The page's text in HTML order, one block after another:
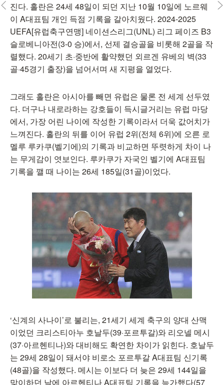
진다. 홀란은 24세 48일이 되던 지난 10월 10일에 노르웨
이 A대표팀 개인 득점 기록을 갈아치웠다. 2024-2025
UEFA[유럽축구연맹] 네이션스리그(UNL) 리그 페이즈 B3
슬로베니아전(3-0 승)에서, 선제 결승골을 비롯해 2골을 작
렬했다. 20세기 초·중반에 활약했던 외르겐 유베의 벽(33
골·45경기 출장)을 넘어서며 새 지평을 열었다.
그래도 홀란은 아시아를 빼면 유럽은 물론 전 세계 선두였
다. 더구나 내로라하는 강호들이 득시글거리는 유럽 마당
에서, 가장 어린 나이에 작성한 기록이라서 더욱 값어치가
느껴진다. 홀란의 뒤를 이어 유럽 2위(전체 6위)에 오른 로
멜루 루카쿠(벨기에)의 기록과 비교하면 뚜렷하게 차이 나
는 무게감이 엿보인다. 루카쿠가 자국인 벨기에 A대표팀
기록을 깰 때 나이는 26세 185일(31골)이었다.
‘신계의 사나이’로 불리는, 21세기 세계 축구의 양대 산맥
이었던 크리스티아누 호날두(39·포르투갈)와 리오넬 메시
(37·아르헨티나)와 대비해도 확연한 차이가 읽힌다. 호날두
는 29세 28일이 돼서야 비로소 포르투갈 A대표팀 신기록
(48골)을 작성했다. 메시는 이보다 더 늦은 29세 144일을
맞이하던 날에 아르헨티나 A대표팀 기록을 능가했다(57